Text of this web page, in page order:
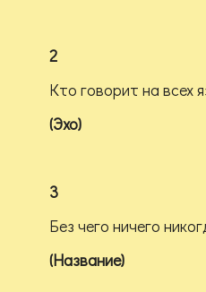
2
Кто говорит на всех
(Эхо)
3
Без чего ничего
(Название)